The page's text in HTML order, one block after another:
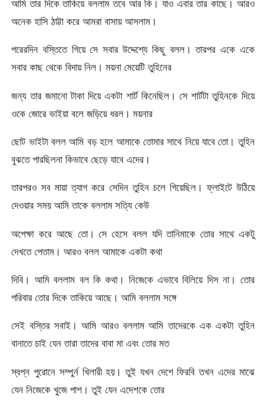
আমি তার দিকে তাকিয়ে বললাম তবে আর কি। যাও এবার তার কাছে। আরও
অনেক হাসি ঠাট্টা করে আমরা বাসায় আসলাম।
পরেরদিন বস্তিতে গিয়ে সে সবার উদ্দেশ্যে কিছু বলল। তারপর একে একে
সবার কাছ থেকে বিদায় নিল। ময়না মেয়েটি তুহিনের
জন্য তার জমানো টাকা দিয়ে একটা শার্ট কিনেছিল। সে শার্টটা তুহিনকে দিয়ে
ওকে জোরে ভাইয়া বলে জড়িয়ে ধরল। ময়নার
ছোট ভাইটা বলল আমি বড় হলে আমাকে তোমার সাথে নিয়ে যাবে তো। তুহিন
বুঝতে পারছিলনা কিভাবে ছেড়ে যাবে এদের।
তারপরও সব মায়া ত্যাগ করে সেদিন তুহিন চলে গিয়েছিল। ফ্লাইটে উঠিয়ে
দেওয়ার সময় আমি তাকে বললাম সত্যি কেউ
অপেক্ষা করে আছে তো। সে হেসে বলল যদি তানিমাকে তোর সাথে একটু
দেখতে পেতাম। আরও বলল আমাকে একটা কথা
দিবি। আমি বললাম বল কি কথা। নিজেকে এভাবে বিলিয়ে দিস না। তোর
পরিবার তোর দিকে তাকিয়ে আছে। আমি বললাম সঙ্গে
সেই বস্তির সবাই। আমি আরও বললাম আমি তাদেরকে এক একটা তুহিন
বানাতে চাই যেন তারা তাদের বাবা মা এবং তোর মত
স্বপ্ন পুরোনে সম্পুর্ন খিলারী হয়। তুই যখন দেশে ফিরবি তখন এদের মাঝে
যেন নিজেকে খুজে পাশ। তুই যেন এদেশকে তোর